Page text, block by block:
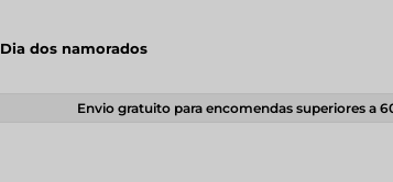
Dia dos namorados
Envio gratuito para encomendas superiores a